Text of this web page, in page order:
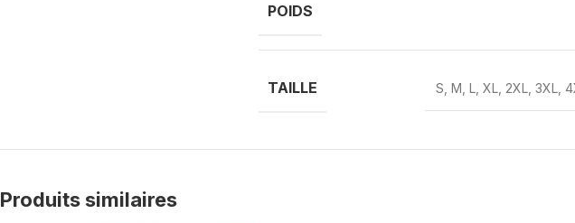
POIDS
TAILLE S M L XL 2XL 3XL
Produits similaires